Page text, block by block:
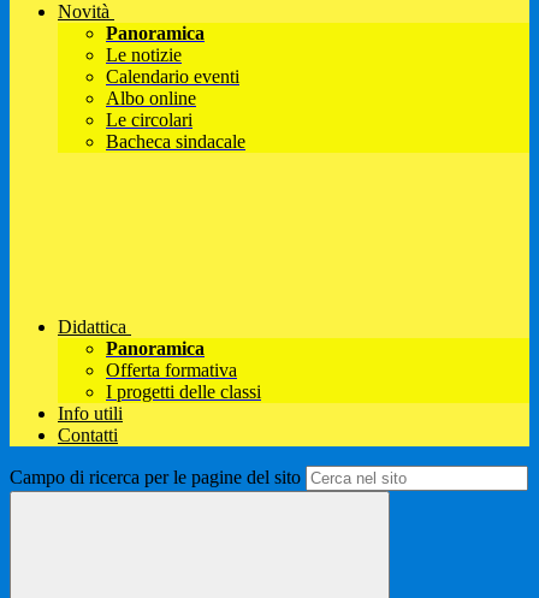
Novità
Panoramica
Le notizie
Calendario eventi
Albo online
Le circolari
Bacheca sindacale
Didattica
Panoramica
Offerta formativa
I progetti delle classi
Info utili
Contatti
Campo di ricerca per le pagine del sito